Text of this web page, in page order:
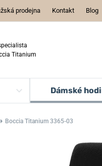
prodejna Kontakt Blog
Titanium
Dámské
Boccia Titanium 3365-03